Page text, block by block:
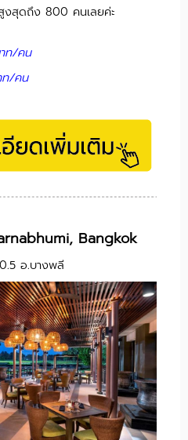
งสุดถึง 800 คนเลยค่ะ
ท/คน
ท/คน
Bangkok
อ.บางพลี